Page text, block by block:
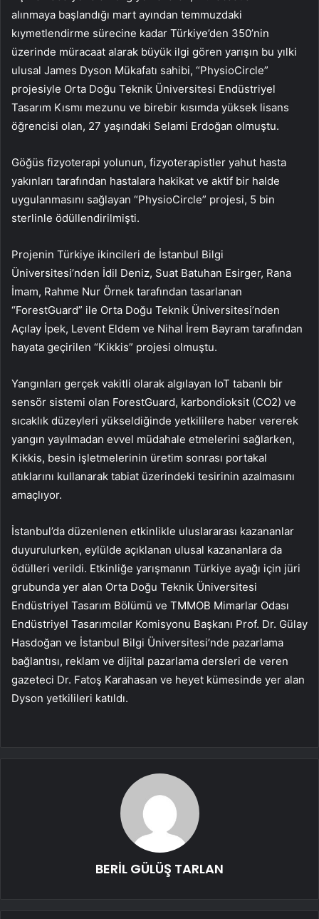
alınmaya başlandığı mart ayından temmuzdaki
kıymetlendirme sürecine kadar Türkiye’den 350’nin
üzerinde müracaat alarak büyük ilgi gören yarışın bu yılki
ulusal James Dyson Mükafatı sahibi, “PhysioCircle”
projesiyle Orta Doğu Teknik Üniversitesi Endüstriyel
Tasarım Kısmı mezunu ve birebir kısımda yüksek lisans
öğrencisi olan, 27 yaşındaki Selami Erdoğan olmuştu.
Göğüs fizyoterapi yolunun, fizyoterapistler yahut hasta
yakınları tarafından hastalara hakikat ve aktif bir halde
uygulanmasını sağlayan “PhysioCircle” projesi, 5 bin
sterlinle ödüllendirilmişti.
Projenin Türkiye ikincileri de İstanbul Bilgi
Üniversitesi’nden İdil Deniz, Suat Batuhan Esirger, Rana
İmam, Rahme Nur Örnek tarafından tasarlanan
“ForestGuard” ile Orta Doğu Teknik Üniversitesi’nden
Açılay İpek, Levent Eldem ve Nihal İrem Bayram tarafından
hayata geçirilen “Kikkis” projesi olmuştu.
Yangınları gerçek vakitli olarak algılayan IoT tabanlı bir
sensör sistemi olan ForestGuard, karbondioksit (CO2) ve
sıcaklık düzeyleri yükseldiğinde yetkililere haber vererek
yangın yayılmadan evvel müdahale etmelerini sağlarken,
Kikkis, besin işletmelerinin üretim sonrası portakal
atıklarını kullanarak tabiat üzerindeki tesirinin azalmasını
amaçlıyor.
İstanbul’da düzenlenen etkinlikle uluslararası kazananlar
duyurulurken, eylülde açıklanan ulusal kazananlara da
ödülleri verildi. Etkinliğe yarışmanın Türkiye ayağı için jüri
grubunda yer alan Orta Doğu Teknik Üniversitesi
Endüstriyel Tasarım Bölümü ve TMMOB Mimarlar Odası
Endüstriyel Tasarımcılar Komisyonu Başkanı Prof. Dr. Gülay
Hasdoğan ve İstanbul Bilgi Üniversitesi’nde pazarlama
bağlantısı, reklam ve dijital pazarlama dersleri de veren
gazeteci Dr. Fatoş Karahasan ve heyet kümesinde yer alan
Dyson yetkilileri katıldı.
BERİL GÜLÜŞ TARLAN